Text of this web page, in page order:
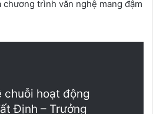
trình văn nghệ mang đậm
hoạt động
Định – Trưởng